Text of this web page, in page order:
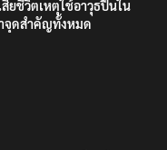
ยชีวิตเหตุใช้อาวุธปืนใน
าจุดสำคัญทั้งหมด